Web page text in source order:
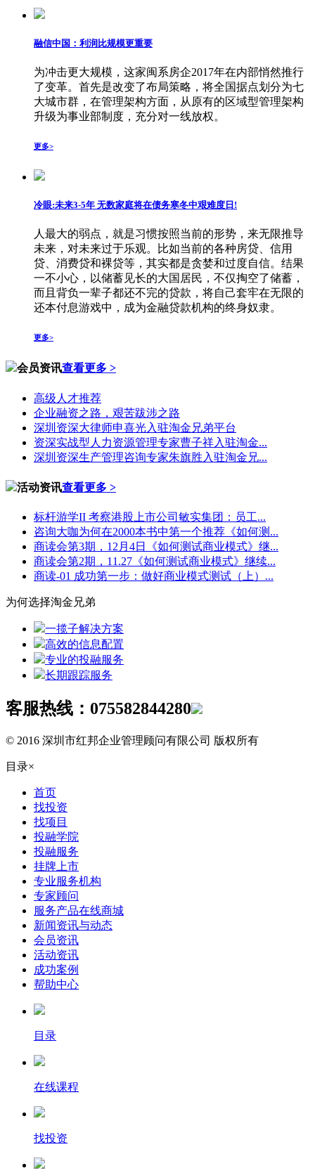
融信中国：利润比规模更重要
为冲击更大规模，这家闽系房企2017年在内部悄然推行
了变革。首先是改变了布局策略，将全国据点划分为七
大城市群，在管理架构方面，从原有的区域型管理架构
升级为事业部制度，充分对一线放权。
更多>
冷眼:未来3-5年 无数家庭将在债务寒冬中艰难度日!
人最大的弱点，就是习惯按照当前的形势，来无限推导
未来，对未来过于乐观。比如当前的各种房贷、信用
贷、消费贷和裸贷等，其实都是贪婪和过度自信。结果
一不小心，以储蓄见长的大国居民，不仅掏空了储蓄，
而且背负一辈子都还不完的贷款，将自己套牢在无限的
还本付息游戏中，成为金融贷款机构的终身奴隶。
更多>
会员资讯查看更多 >
高级人才推荐
企业融资之路，艰苦跋涉之路
深圳资深大律师申喜光入驻淘金兄弟平台
资深实战型人力资源管理专家曹子祥入驻淘金...
深圳资深生产管理咨询专家朱旗胜入驻淘金兄...
活动资讯查看更多 >
标杆游学II 考察港股上市公司敏实集团：员工...
咨询大咖为何在2000本书中第一个推荐《如何测...
商读会第3期，12月4日《如何测试商业模式》继...
商读会第2期，11.27《如何测试商业模式》继续...
商读-01 成功第一步：做好商业模式测试（上）...
为何选择淘金兄弟
一揽子解决方案
高效的信息配置
专业的投融服务
长期跟踪服务
客服热线： 075582844280
© 2016 深圳市红邦企业管理顾问有限公司 版权所有
目录×
首页
找投资
找项目
投融学院
投融服务
挂牌上市
专业服务机构
专家顾问
服务产品在线商城
新闻资讯与动态
会员资讯
活动资讯
成功案例
帮助中心
目录
在线课程
找投资